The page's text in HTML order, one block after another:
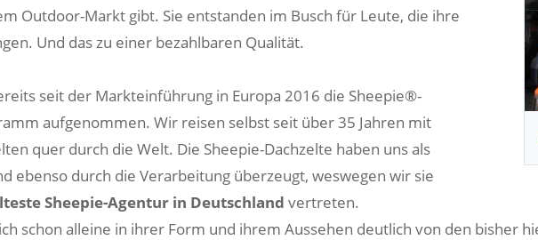
Outdoor-Markt gibt. Sie entstanden im Busch für Leute, die ihre
Und das zu einer bezahlbaren Qualität.
seit der Markteinführung in Europa 2016 die Sheepie®-
aufgenommen. Wir reisen selbst seit über 35 Jahren mit
quer durch die Welt. Die Sheepie-Dachzelte haben uns als
ebenso durch die Verarbeitung überzeugt, weswegen wir sie
Sheepie-Agentur in Deutschland vertreten.
schon alleine in ihrer Form und ihrem Aussehen deutlich von den bisher